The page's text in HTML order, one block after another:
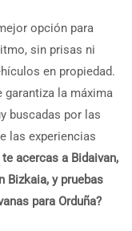
opción para
sin prisas ni
en propiedad.
garantiza la máxima
buscadas por las
las experiencias
acercas a Bidaivan,
Bizkaia, y pruebas
para Orduña?